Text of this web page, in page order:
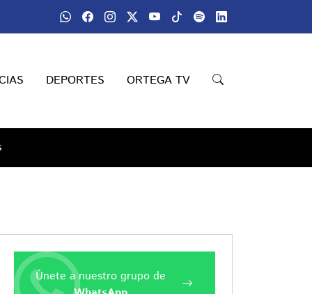
DEPORTES ORTEGA TV
Únete a nuestro grupo de